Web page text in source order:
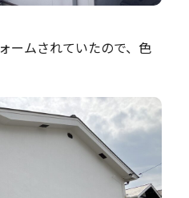
ームされていたので、色